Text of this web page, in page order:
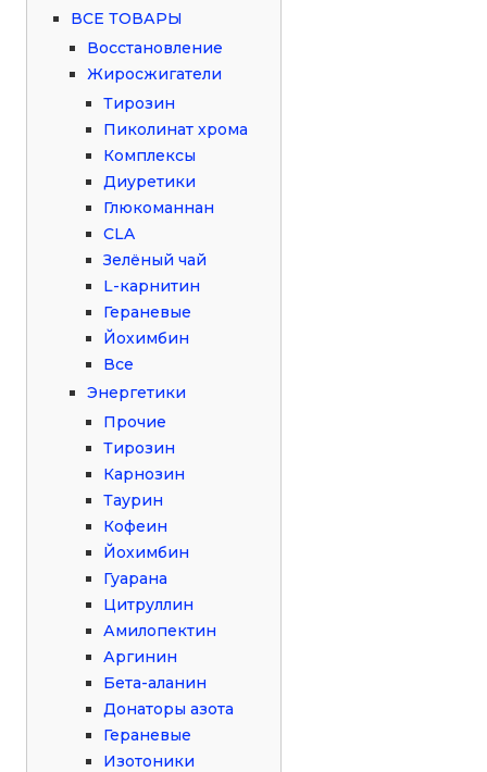
ВСЕ ТОВАРЫ
Восстановление
Жиросжигатели
Тирозин
Пиколинат хрома
Комплексы
Диуретики
Глюкоманнан
CLA
Зелёный чай
L-карнитин
Гераневые
Йохимбин
Все
Энергетики
Прочие
Тирозин
Карнозин
Таурин
Кофеин
Йохимбин
Гуарана
Цитруллин
Амилопектин
Аргинин
Бета-аланин
Донаторы азота
Гераневые
Изотоники